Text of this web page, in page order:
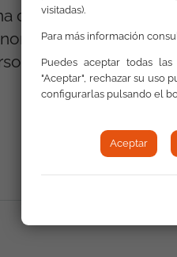
casa, la cantidad de
de 36 años, la
y el próximo a
visitadas).
Para más información
Puedes aceptar todas
"Aceptar", rechazar su uso
configurarlas pulsando el
Aceptar